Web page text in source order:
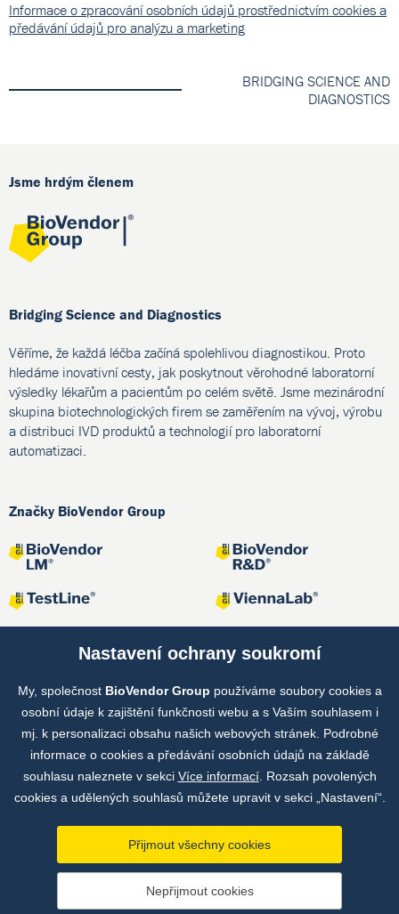
Informace o zpracování osobních údajů prostřednictvím cookies a
předávání údajů pro analýzu a marketing
BRIDGING SCIENCE AND
DIAGNOSTICS
Jsme hrdým členem
Bridging Science and Diagnostics
Věříme, že každá léčba začíná spolehlivou diagnostikou. Proto
hledáme inovativní cesty, jak poskytnout věrohodné laboratorní
výsledky lékařům a pacientům po celém světě. Jsme mezinárodní
skupina biotechnologických firem se zaměřením na vývoj, výrobu
a distribuci IVD produktů a technologií pro laboratorní
automatizaci.
Značky BioVendor Group
Společné projekty
Copyright © by BioVendor Group 2026
Nastavení ochrany soukromí
My, společnost BioVendor Group používáme soubory cookies a
osobní údaje k zajištění funkčnosti webu a s Vaším souhlasem i
mj. k personalizaci obsahu našich webových stránek. Podrobné
informace o cookies a předávání osobních údajů na základě
souhlasu naleznete v sekci Více informací. Rozsah povolených
cookies a udělených souhlasů můžete upravit v sekci „Nastavení“.
Přijmout všechny cookies
Nepřijmout cookies